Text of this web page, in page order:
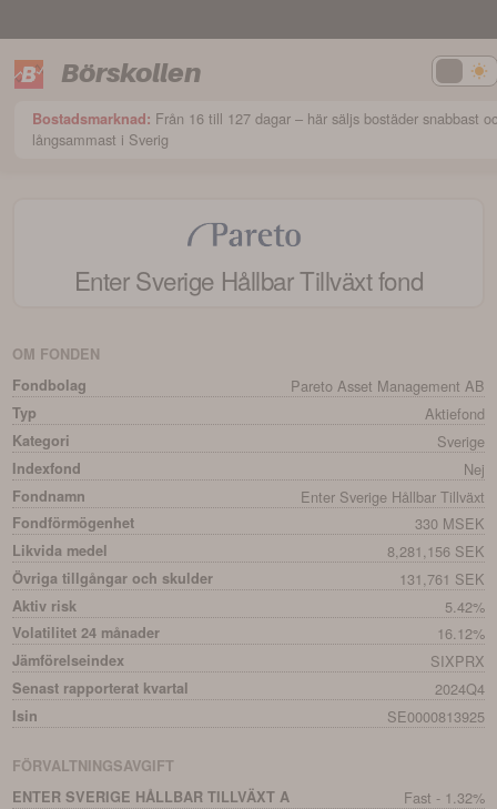
Börskollen
Bostadsmarknad: Från 16 till 127 dagar – här säljs bostäder snabbast
långsammast i Sverig
Enter Sverige Hållbar Tillväxtfond
OM FONDEN
Fondbolag
Pareto Asset Management AB
Typ Aktiefond
Kategori Sverige
Indexfond Nej
Fondnamn Enter Sverige Hållbar Tillväxt
Fondförmögenhet 330 MSEK
Likvida medel 8,281,156 SEK
Övriga tillgångar och skulder 131,761 SEK
Aktiv risk 5.42%
Volatilitet 24 månader 16.12%
Jämförelseindex SIXPRX
Senast rapporterat kvartal 2024Q4
Isin SE0000813925
FÖRVALTNINGSAVGIFT
ENTER SVERIGE HÅLLBAR TILLVÄXT A
Fast - 1.32%